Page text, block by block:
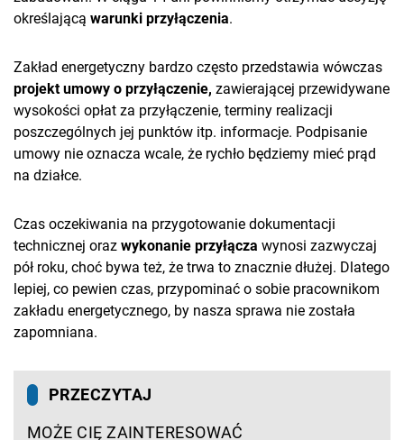
określającą warunki przyłączenia.
Zakład energetyczny bardzo często przedstawia wówczas
projekt umowy o przyłączenie, zawierającej przewidywane
wysokości opłat za przyłączenie, terminy realizacji
poszczególnych jej punktów itp. informacje. Podpisanie
umowy nie oznacza wcale, że rychło będziemy mieć prąd
na działce.
Czas oczekiwania na przygotowanie dokumentacji
technicznej oraz wykonanie przyłącza wynosi zazwyczaj
pół roku, choć bywa też, że trwa to znacznie dłużej. Dlatego
lepiej, co pewien czas, przypominać o sobie pracownikom
zakładu energetycznego, by nasza sprawa nie została
zapomniana.
PRZECZYTAJ
MOŻE CIĘ ZAINTERESOWAĆ